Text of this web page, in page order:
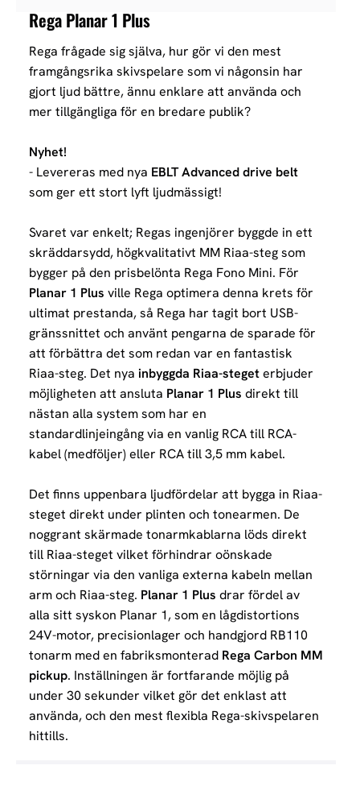
Rega Planar 1 Plus
Rega frågade sig själva, hur gör vi den mest
framgångsrika skivspelare som vi någonsin har
gjort ljud bättre, ännu enklare att använda och
mer tillgängliga för en bredare publik?
Nyhet!
- Levereras med nya EBLT Advanced drive belt
som ger ett stort lyft ljudmässigt!
Svaret var enkelt; Regas ingenjörer byggde in ett
skräddarsydd, högkvalitativt MM Riaa-steg som
bygger på den prisbelönta Rega Fono Mini. För
Planar 1 Plus ville Rega optimera denna krets för
ultimat prestanda, så Rega har tagit bort USB-
gränssnittet och använt pengarna de sparade för
att förbättra det som redan var en fantastisk
Riaa-steg. Det nya inbyggda Riaa-stegeterbjuder
möjligheten att ansluta Planar 1 Plus direkt till
nästan alla system som har en
standardlinjeingång via en vanlig RCA till RCA-
kabel (medföljer) eller RCA till 3,5 mm kabel.
Det finns uppenbara ljudfördelar att bygga in Riaa-
steget direkt under plinten och tonearmen. De
noggrant skärmade tonarmkablarna löds direkt
till Riaa-steget vilket förhindrar oönskade
störningar via den vanliga externa kabeln mellan
arm och Riaa-steg. Planar 1 Plus drar fördel av
alla sitt syskon Planar 1, som en lågdistortions
24V-motor, precisionlager och handgjord RB110
tonarm med en fabriksmonterad Rega Carbon MM
pickup. Inställningen är fortfarande möjlig på
under 30 sekunder vilket gör det enklast att
använda, och den mest flexibla Rega-skivspelaren
hittills.